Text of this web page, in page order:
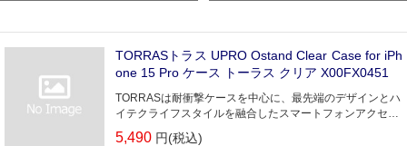
TORRASトラス UPRO Ostand Clear Case for iPh
one 15 Pro ケース トーラス クリア X00FX0451
TORRASは耐衝撃ケースを中心に、最先端のデザインとハ
イテクライフスタイルを融合したスマートフォンアクセサ
リーを世界中に展開しています。
5,490 円(税込)